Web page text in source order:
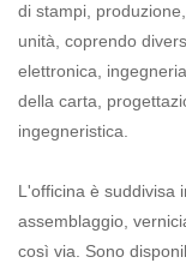
di stampi,
unità, coprendo
elettronica,
della carta,
ingegneristica.
L'officina è suddivisa
assemblaggio,
così via. Sono